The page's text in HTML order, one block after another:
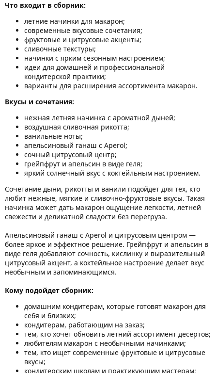
Что входит в сборник:
летние начинки для макарон;
современные вкусовые сочетания;
фруктовые и цитрусовые акценты;
сливочные текстуры;
начинки с ярким сезонным настроением;
идеи для домашней и профессиональной
кондитерской практики;
варианты для расширения ассортимента макарон.
Вкусы и сочетания:
нежная летняя начинка с ароматной дыней;
воздушная сливочная рикотта;
ванильные ноты;
апельсиновый ганаш с Aperol;
сочный цитрусовый центр;
грейпфрут и апельсин в виде геля;
яркий солнечный вкус с коктейльным настроением.
Сочетание дыни, рикотты и ванили подойдет для тех, кто
любит нежные, мягкие и сливочно-фруктовые вкусы. Такая
начинка может дать макарон ощущение легкости, летней
свежести и деликатной сладости без перегруза.
Апельсиновый ганаш с Aperol и цитрусовым центром —
более яркое и эффектное решение. Грейпфрут и апельсин в
виде геля добавляют сочность, кислинку и выразительный
цитрусовый акцент, а коктейльное настроение делает вкус
необычным и запоминающимся.
Кому подойдет сборник:
домашним кондитерам, которые готовят макарон для
себя и близких;
кондитерам, работающим на заказ;
тем, кто хочет обновить летний ассортимент десертов;
любителям макарон с необычными начинками;
тем, кто ищет современные фруктовые и цитрусовые
вкусы;
кондитерским школам и практикующим мастерам;